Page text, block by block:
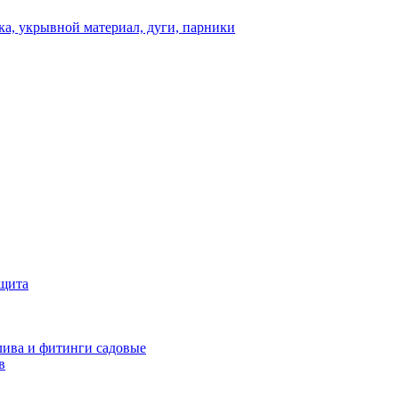
укрывной материал, дуги, парники
и фитинги садовые